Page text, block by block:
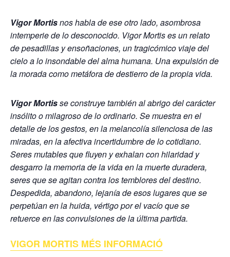
Vigor Mortisnos habla de ese otro lado, asombrosa
intemperie de lo desconocido. Vigor Mortis es un relato
de pesadillas y ensoñaciones, un tragicómico viaje del
cielo a lo insondable del alma humana. Una expulsión de
la morada como metáfora de destierro de la propia vida.
Vigor Mortisse construye también al abrigo del carácter
insólito o milagroso de lo ordinario. Se muestra en el
detalle de los gestos, en la melancolía silenciosa de las
miradas, en la afectiva incertidumbre de lo cotidiano.
Seres mutables que fluyen y exhalan con hilaridad y
desgarro la memoria de la vida en la muerte duradera,
seres que se agitan contra los temblores del destino.
Despedida, abandono, lejanía de esos lugares que se
perpetúan en la huida, vértigo por el vacío que se
retuerce en las convulsiones de la última partida.
VIGOR MORTIS MÉS INFORMACIÓ